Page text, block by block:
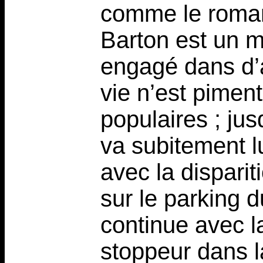
comme le
Barton est un
engagé dans
vie n’est
populaires ;
va subitement
avec la
sur le parking
continue avec
stoppeur dans